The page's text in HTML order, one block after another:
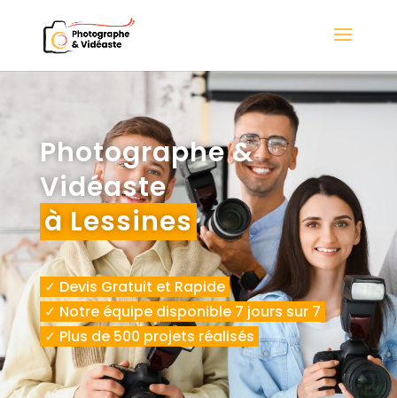
Photographe &
Vidéaste
à Lessines
✓ Devis Gratuit et Rapide
✓ Notre équipe disponible 7 jours sur 7
✓ Plus de 500 projets réalisés